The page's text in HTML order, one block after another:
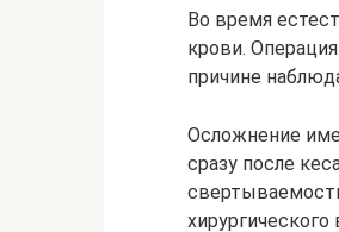
Во время
крови.
причине
Осложнение
сразу после